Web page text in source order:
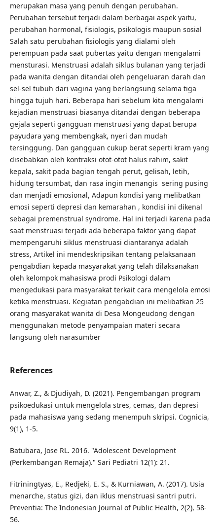
merupakan masa yang penuh dengan perubahan.
Perubahan tersebut terjadi dalam berbagai aspek yaitu,
perubahan hormonal, fisiologis, psikologis maupun sosial
Salah satu perubahan fisiologis yang dialami oleh
perempuan pada saat pubertas yaitu dengan mengalami
mensturasi. Menstruasi adalah siklus bulanan yang terjadi
pada wanita dengan ditandai oleh pengeluaran darah dan
sel-sel tubuh dari vagina yang berlangsung selama tiga
hingga tujuh hari. Beberapa hari sebelum kita mengalami
kejadian menstruasi biasanya ditandai dengan beberapa
gejala seperti gangguan menstruasi yang dapat berupa
payudara yang membengkak, nyeri dan mudah
tersinggung. Dan gangguan cukup berat seperti kram yang
disebabkan oleh kontraksi otot-otot halus rahim, sakit
kepala, sakit pada bagian tengah perut, gelisah, letih,
hidung tersumbat, dan rasa ingin menangis sering pusing
dan menjadi emosional, Adapun kondisi yang melibatkan
emosi seperti depresi dan kemarahan , kondisi ini dikenal
sebagai premenstrual syndrome. Hal ini terjadi karena pada
saat menstruasi terjadi ada beberapa faktor yang dapat
mempengaruhi siklus menstruasi diantaranya adalah
stress, Artikel ini mendeskripsikan tentang pelaksanaan
pengabdian kepada masyarakat yang telah dilaksanakan
oleh kelompok mahasiswa prodi Psikologi dalam
mengedukasi para masyarakat terkait cara mengelola emosi
ketika menstruasi. Kegiatan pengabdian ini melibatkan 25
orang masyarakat wanita di Desa Mongeudong dengan
menggunakan metode penyampaian materi secara
langsung oleh narasumber
References
Anwar, Z., & Djudiyah, D. (2021). Pengembangan program
psikoedukasi untuk mengelola stres, cemas, dan depresi
pada mahasiswa yang sedang menempuh skripsi. Cognicia,
9(1), 1-5.
Batubara, Jose RL. 2016. "Adolescent Development
(Perkembangan Remaja)." Sari Pediatri 12(1): 21.
Fitriningtyas, E., Redjeki, E. S., & Kurniawan, A. (2017). Usia
menarche, status gizi, dan iklus menstruasi santri putri.
Preventia: The Indonesian Journal of Public Health, 2(2), 58-
56.